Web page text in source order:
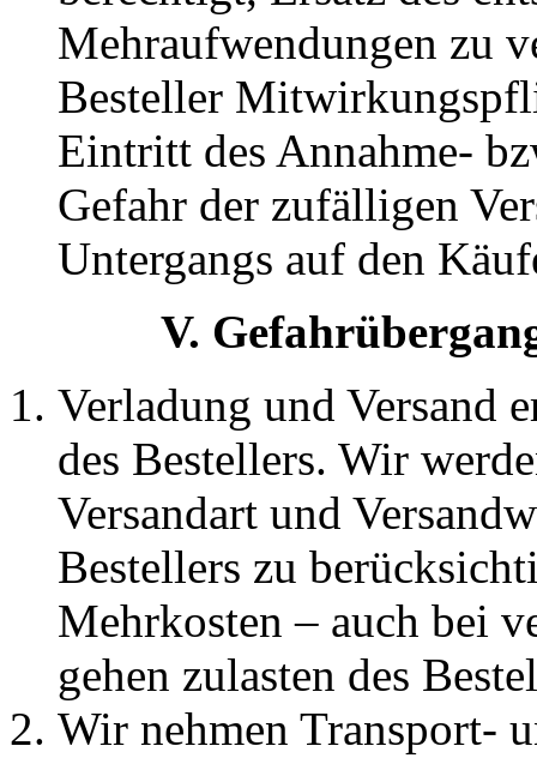
Mehraufwendungen zu
Besteller
Eintritt des Annahme-
Gefahr der zufälligen
Untergangs auf den
V.
Verladung und Versand
des Bestellers. Wir
Versandart und
Bestellers zu
Mehrkosten – auch bei
gehen zulasten des
Wir nehmen Transport-